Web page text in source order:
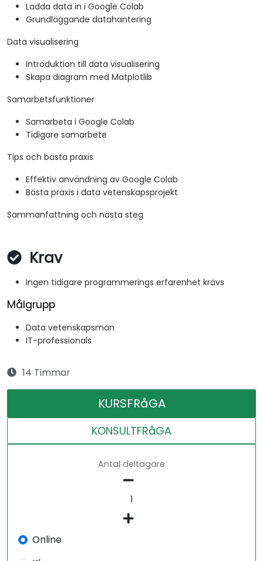
Ladda data in i Google Colab
Grundläggande datahantering
Data visualisering
Introduktion till data visualisering
Skapa diagram med Matplotlib
Samarbetsfunktioner
Samarbeta i Google Colab
Tidigare samarbete
Tips och bästa praxis
Effektiv användning av Google Colab
Bästa praxis i data vetenskapsprojekt
Sammanfattning och nästa steg
Krav
Ingen tidigare programmerings erfarenhet krävs
Målgrupp
Data vetenskapsmän
IT-professionals
14 Timmar
KURSFRåGA
KONSULTFRåGA
Antal deltagare
Online